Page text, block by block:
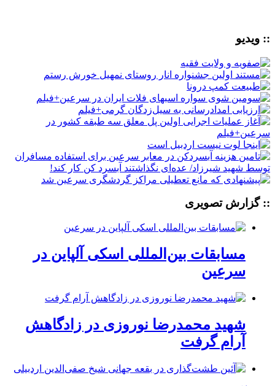
:: ویدیو
:: گزارش تصویری
مسابقات بین‌المللی اسکی آلپاین در
سرعین
شهید محمدرضا نوروزی در زادگاهش
آرام گرفت